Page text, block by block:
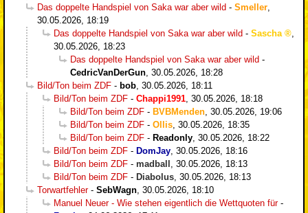
Das doppelte Handspiel von Saka war aber wild - Smeller
30.05.2026, 18:19
Das doppelte Handspiel von Saka war aber wild - Sascha
30.05.2026, 18:23
Das doppelte Handspiel von Saka war aber wild -
CedricVanDerGun 30.05.2026, 18:28
Bild/Ton beim ZDF - bob 30.05.2026, 18:11
Bild/Ton beim ZDF - Chappi1991 30.05.2026, 18:18
Bild/Ton beim ZDF - BVBMenden 30.05.2026, 19:06
Bild/Ton beim ZDF - Ollis 30.05.2026, 18:35
Bild/Ton beim ZDF - Readonly 30.05.2026, 18:22
Bild/Ton beim ZDF - DomJay 30.05.2026, 18:16
Bild/Ton beim ZDF - madball
30.05.2026, 18:13
Bild/Ton beim ZDF - Diabolus 30.05.2026, 18:13
Torwartfehler- SebWagn 30.05.2026, 18:10
Manuel Neuer - Wie stehen eigentlich die Wettquoten für-